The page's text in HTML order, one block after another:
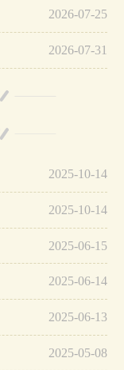
2026-07-25
2026-07-31
2025-10-14
2025-10-14
2025-06-15
2025-06-14
2025-06-13
2025-05-08